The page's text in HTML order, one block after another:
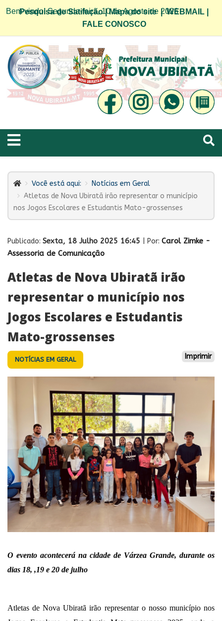
Bem vindo! Segunda-feira, 10 de Agosto de 2026
Pesquisa de Satifação|Mapa do site|WEBMAIL
FALE CONOSCO
Você está aqui:
Notícias em Geral
Atletas de Nova Ubiratã irão representar o município
nos Jogos Escolares e Estudantis Mato-grossenses
Publicado: Sexta, 18 Julho 2025 16:45 | Por: Carol Zimke -
Assessoria de Comunicação
Atletas de Nova Ubiratã irão
representar o município nos
Jogos Escolares e Estudantis
Mato-grossenses
NOTÍCIAS EM GERAL Imprimir
O evento acontecerá na cidade de Várzea Grande, durante os
dias 18, ,19 e 20 de julho
Atletas de Nova Ubiratã irão representar o nosso município nos